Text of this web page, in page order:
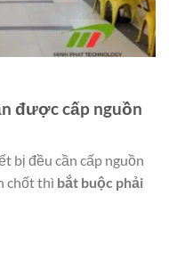
được cấp nguồn
bị đều cần cấp nguồn
chốt thì bắt buộc phải